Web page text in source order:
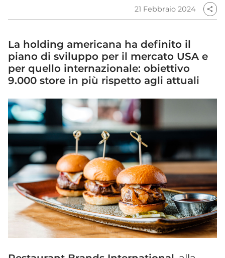
21 Febbraio 2024 share
La holding americana ha definito il
piano di sviluppo per il mercato USA e
per quello internazionale: obiettivo
9.000 store in più rispetto agli attuali